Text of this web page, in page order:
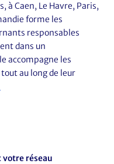
à Caen, Le Havre, Paris,
forme les
responsables
dans un
accompagne les
au long de leur
réseau